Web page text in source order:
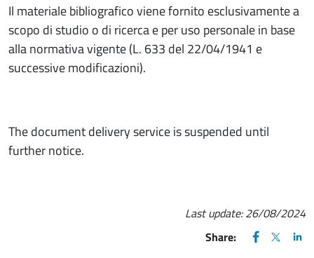
Il materiale bibliografico viene fornito esclusivamente a
scopo di studio o di ricerca e per uso personale in base
alla normativa vigente (L. 633 del 22/04/1941 e
successive modificazioni).
The document delivery service is suspended until
further notice.
Last update:26/08/2024
Share:
FACEBOOK
(apre una
X
(apre